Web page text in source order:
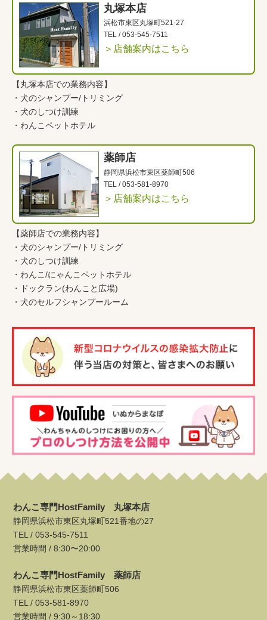
丸塚本店
浜松市東区丸塚町521-27
TEL /053-545-7511
＞店舗案内はこちら
【丸塚本店での業務内容】
・ 犬のシャンプー/トリミング
・ 犬のしつけ訓練
・ わんこペットホテル
薬師店
静岡県浜松市東区薬師町506
TEL /053-581-8970
＞店舗案内はこちら
【薬師店での業務内容】
・ 犬のシャンプー/トリミング
・ 犬のしつけ訓練
・ わんこ/にゃんこペットホテル
・
ドックラン(わんこと広場)
・ 犬のセルフシャンプールーム
わんこ専門HostFamily 丸塚本店
静岡県浜松市東区丸塚町521番地の27
TEL /053-545-7511
営業時間 / 8:30〜20:00
わんこ専門HostFamily 薬師店
静岡県浜松市東区薬師町506
TEL /053-581-8970
営業時間 / 9:30～18:30